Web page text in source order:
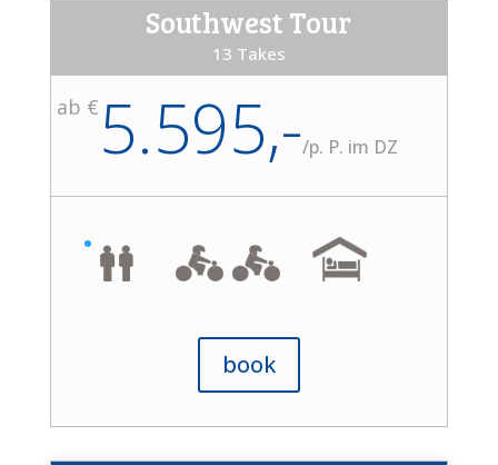
Southwest Tour
13 Takes
ab € 5.595,-/p. P. im DZ
book